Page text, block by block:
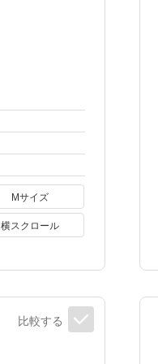
Mサイズ
横スクロール
比較する